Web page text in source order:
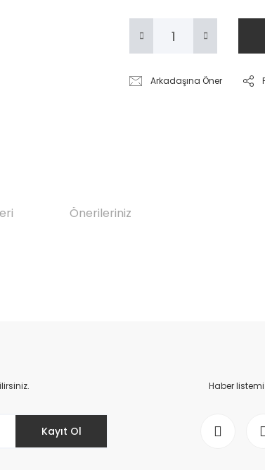
Arkadaşına Öner
Önerileriniz
Kayıt Ol
Haber